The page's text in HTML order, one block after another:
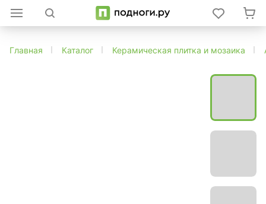
Главная Каталог Керамическая плитка и мозаика